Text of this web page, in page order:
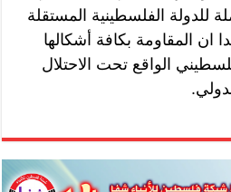
للدولة الفلسطينية المستقلة
ان المقاومة بكافة أشكالها
الواقع تحت الاحتلال